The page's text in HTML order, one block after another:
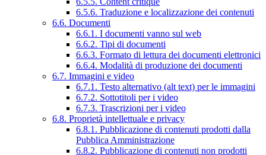
6.5.6. Traduzione e localizzazione dei contenuti
6.6. Documenti
6.6.1. I documenti vanno sul web
6.6.2. Tipi di documenti
6.6.3. Formato di lettura dei documenti elettronici
6.6.4. Modalità di produzione dei documenti
6.7. Immagini e video
6.7.1. Testo alternativo (alt text) per le immagini
6.7.2. Sottotitoli per i video
6.7.3. Trascrizioni per i video
6.8. Proprietà intellettuale e privacy
6.8.1. Pubblicazione di contenuti prodotti dalla
Pubblica Amministrazione
6.8.2. Pubblicazione di contenuti non prodotti